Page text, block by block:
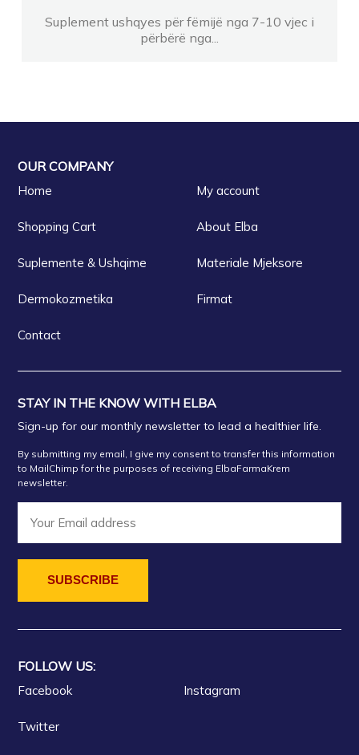
Suplement ushqyes për fëmijë nga 7-10 vjec i
përbërë nga...
OUR COMPANY
Home My account
Shopping Cart About Elba
Suplemente & Ushqime Materiale Mjeksore
Dermokozmetika Firmat
Contact
STAY IN THE KNOW WITH ELBA
Sign-up for our monthly newsletter to lead a healthier life.
By submitting my email, I give my consent to transfer this information
to MailChimp for the purposes of receiving ElbaFarmaKrem
newsletter.
FOLLOW US:
Facebook Instagram
Twitter